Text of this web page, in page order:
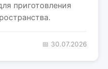
приготовления
📅 30.07.2026